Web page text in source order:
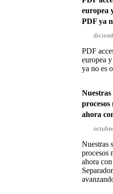
europea
PDF ya
PDF
europea
ya no es
Nuestras
procesos
ahora
Nuestras
procesos
ahora